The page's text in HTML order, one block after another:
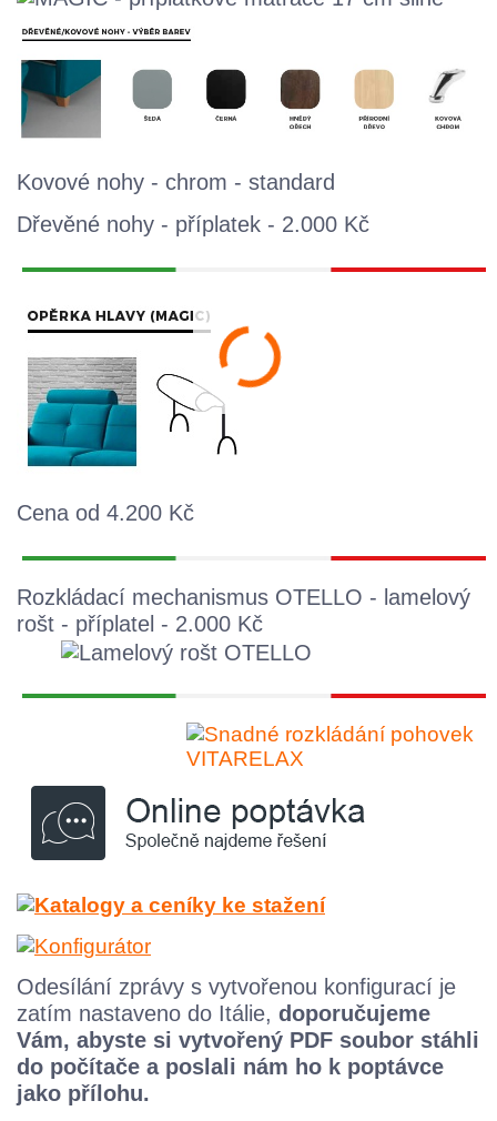
Kovové nohy - chrom - standard
Dřevěné nohy - příplatek - 2.000 Kč
Cena od 4.200 Kč
Rozkládací mechanismus OTELLO - lamelový
rošt - příplatel - 2.000 Kč
Odesílání zprávy s vytvořenou konfigurací je
zatím nastaveno do Itálie, doporučujeme
Vám, abyste si vytvořený PDF soubor stáhli
do počítače a poslali nám ho k poptávce
jako přílohu.